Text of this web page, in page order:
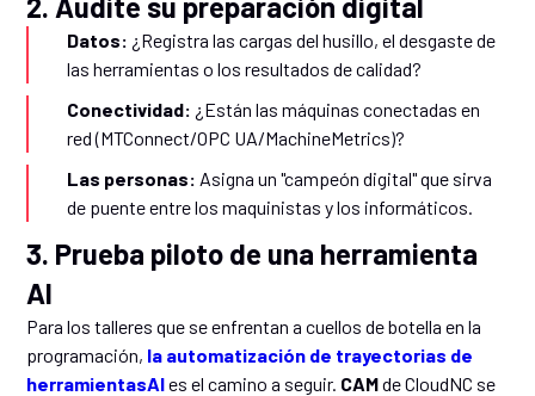
Datos: ¿Registra las cargas del husillo, el desgaste de
las herramientas o los resultados de calidad?
Conectividad: ¿Están las máquinas conectadas en
red (MTConnect/OPC UA/MachineMetrics)?
Las personas: Asigna un "campeón digital" que sirva
de puente entre los maquinistas y los informáticos.
3. Prueba piloto de una herramienta
AI
Para los talleres que se enfrentan a cuellos de botella en la
programación, la automatización de trayectorias de
herramientasAIes el camino a seguir. CAMde CloudNC se